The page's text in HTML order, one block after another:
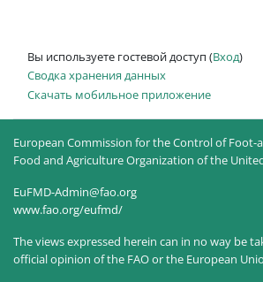
Вы используете гостевой доступ (Вход)
Сводка хранения данных
Скачать мобильное приложение
European Commission for the Control of Foot-
Food and Agriculture Organization of the
EuFMD-Admin@fao.org
www.fao.org/eufmd/
The views expressed herein can in no way be
official opinion of the FAO or the European